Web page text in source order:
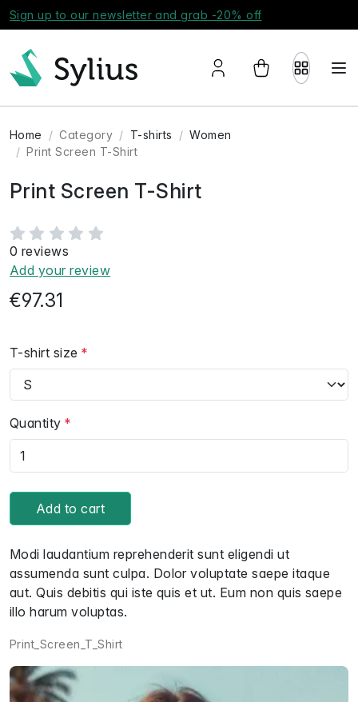
Sign up to our newsletter and grab -20% off
Home Category T-shirts
Women
Print Screen T-Shirt
Print Screen T-Shirt
0 reviews
Add your review
€97.31
T-shirt size
Quantity
Add to cart
Modi laudantium reprehenderit sunt eligendi ut
assumenda sunt culpa. Dolor voluptate saepe itaque
aut. Quis debitis qui iste quis et ut. Eum non quis saepe
illo harum voluptas.
Print_Screen_T_Shirt